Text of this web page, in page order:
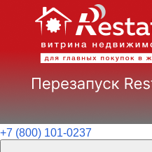
+7 (800) 101-0237